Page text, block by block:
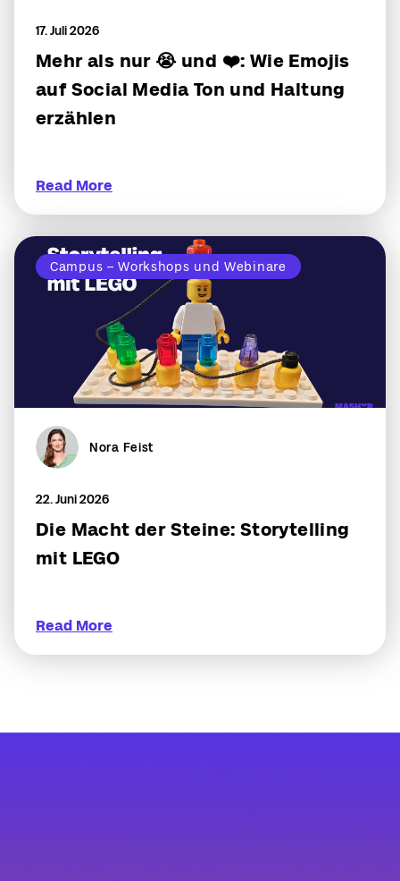
17. Juli 2026
Mehr als nur 😭 und ❤️: Wie Emojis
auf Social Media Ton und Haltung
erzählen
Read More
Campus – Workshops und Webinare
Nora Feist
22. Juni 2026
Die Macht der Steine: Storytelling
mit LEGO
Read More